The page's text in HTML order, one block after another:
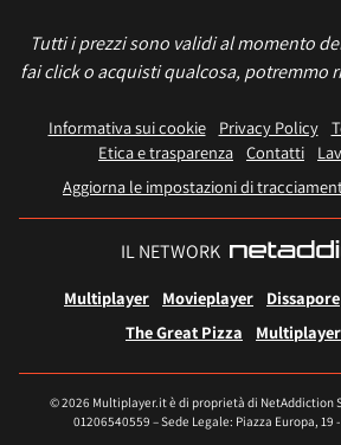
Tutti i prezzi sono validi al momento
fai click o acquisti qualcosa, potremmo
Informativa sui cookie Privacy Policy
Etica e trasparenza Contatti
Aggiorna le impostazioni di
IL NETWORK
Multiplayer Movieplayer Dissapore
The Great Pizza
© 2026 Multiplayer.it è di proprietà di NetAddiction
01206540559 – Sede Legale: Piazza Europa, 19